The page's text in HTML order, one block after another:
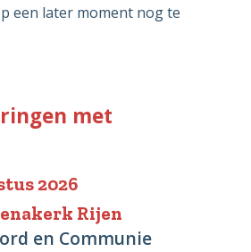
een later moment nog te
met
2026
Rijen
en Communie